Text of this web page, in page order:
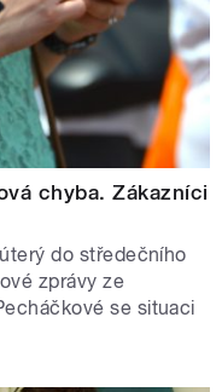
chyba. Zákazníci
do středečního
zprávy ze
se situaci